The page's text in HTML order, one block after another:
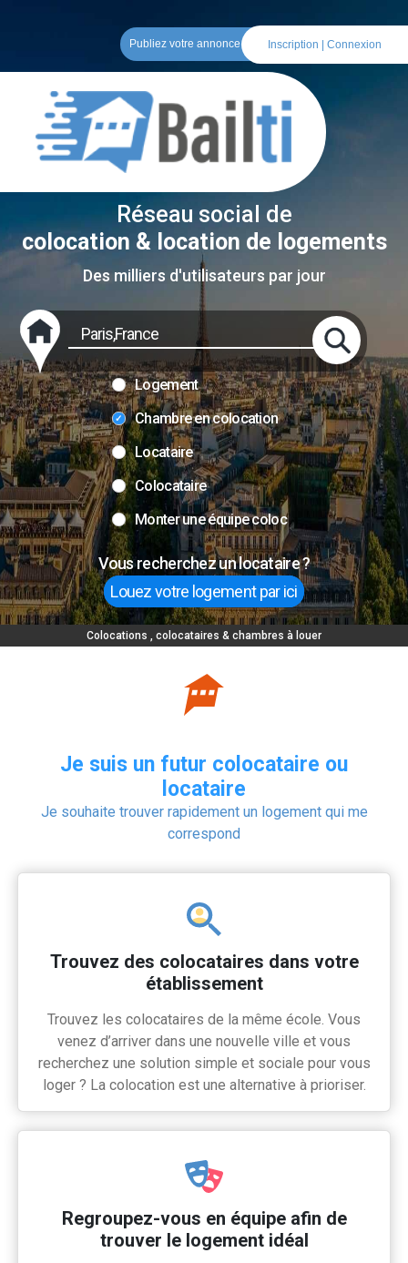
Colocations , colocataires & chambres à louer
Publiez votre annonce Inscription Connexion
Réseau social de
colocation & location de logements
Des milliers d'utilisateurs par jour
Logement
Chambre en colocation
Locataire
Colocataire
Monter une équipe coloc
Vous recherchez un locataire ?
Louez votre logement par ici
Je suis un futur colocataire ou
locataire
Je souhaite trouver rapidement un logement qui me
correspond
Trouvez des colocataires dans votre
établissement
Trouvez les colocataires de la même école. Vous
venez d’arriver dans une nouvelle ville et vous
recherchez une solution simple et sociale pour vous
loger ? La colocation est une alternative à prioriser.
Regroupez-vous en équipe afin de
trouver le logement idéal